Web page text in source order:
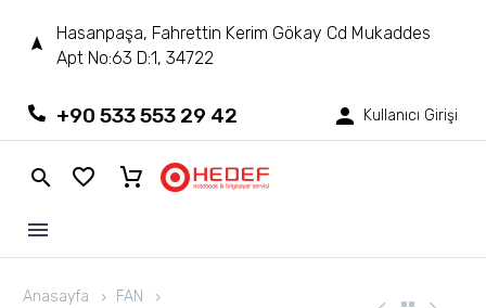
Hasanpaşa, Fahrettin Kerim Gökay Cd Mukaddes
Apt No:63 D:1, 34722
+90 533 553 29 42 Kullanıcı Girişi
Anasayfa
FAN